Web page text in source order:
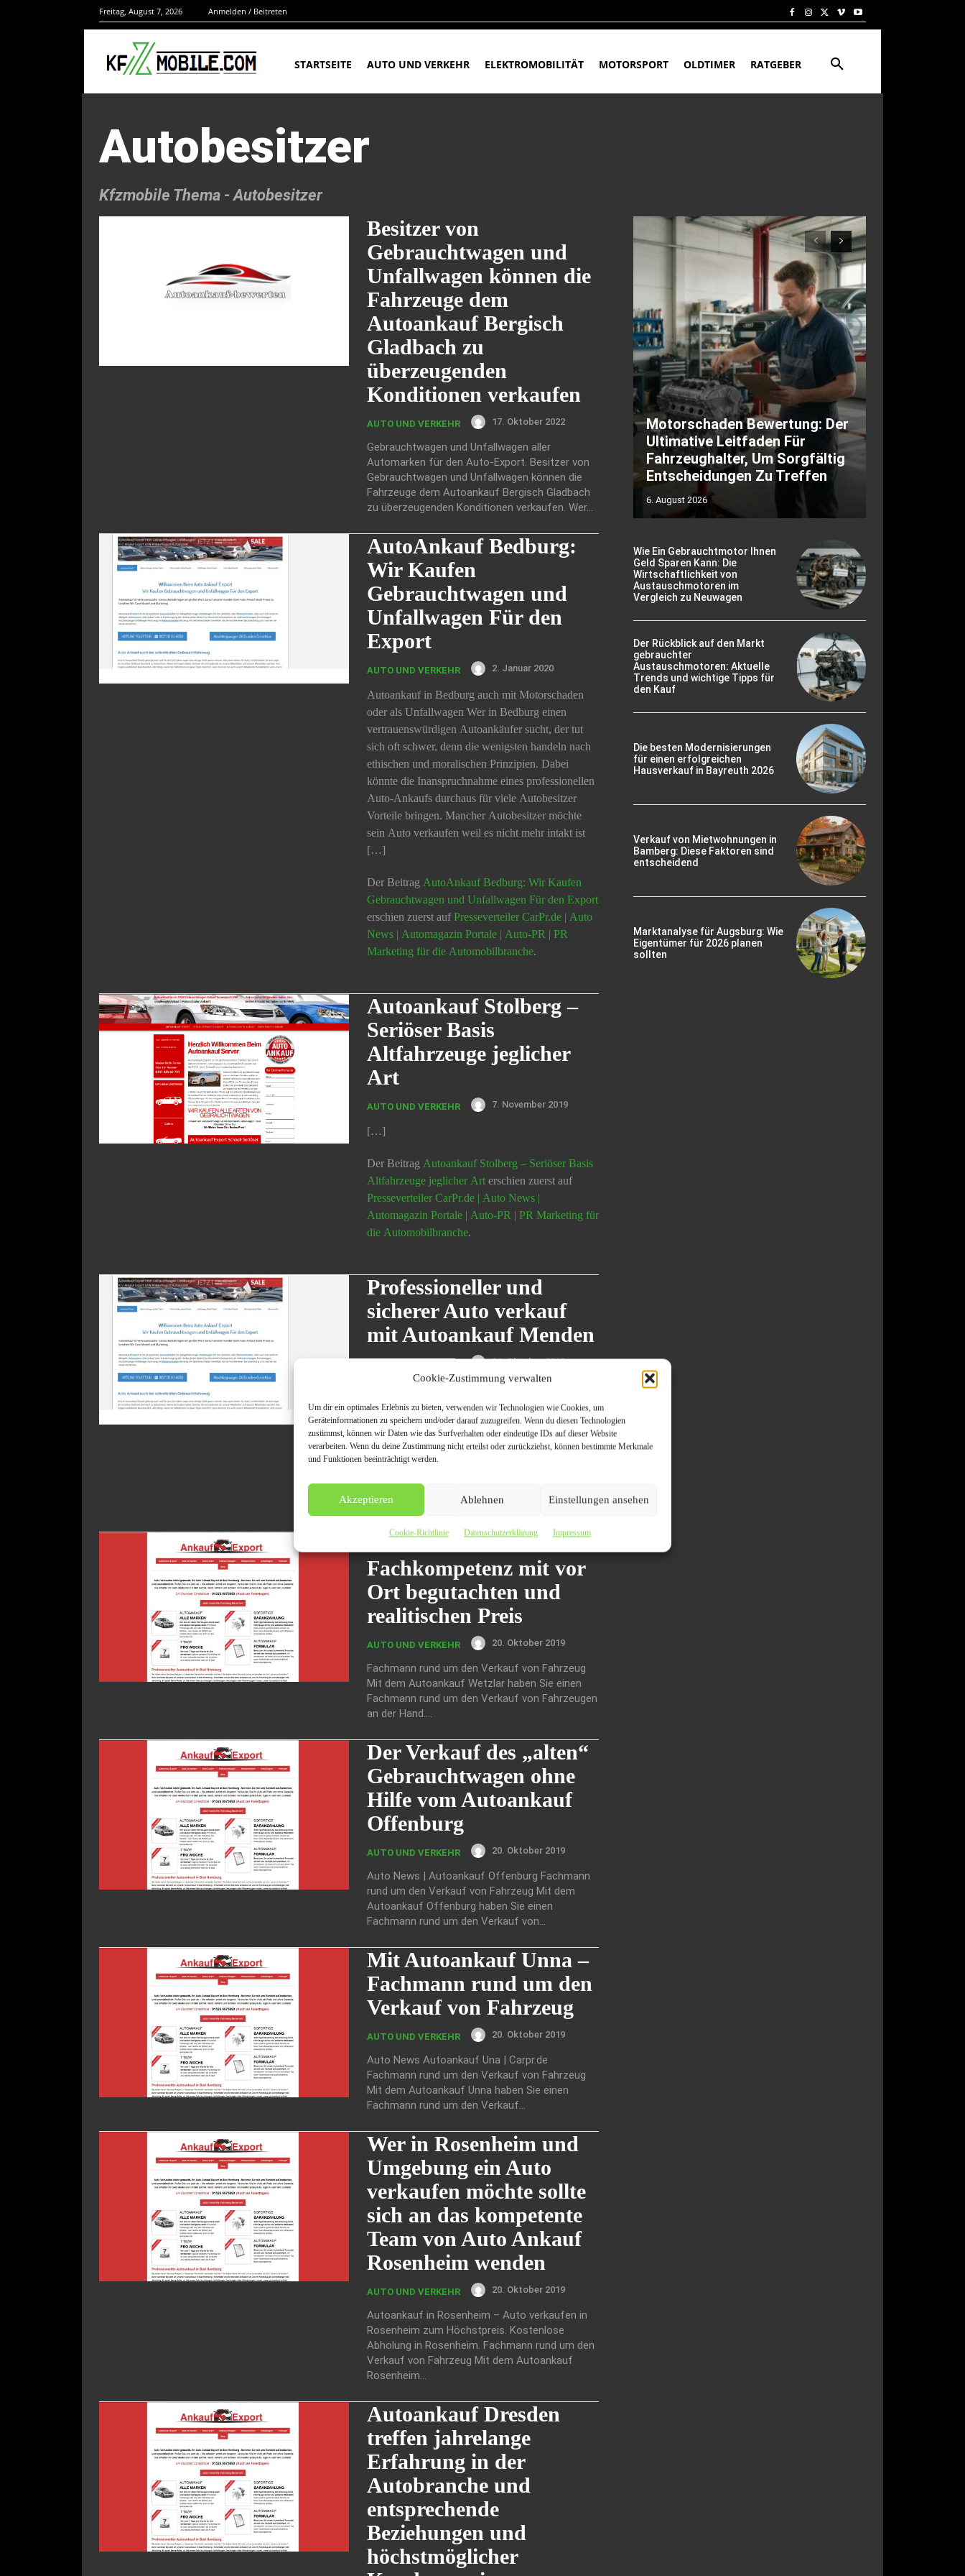
Cookie-Zustimmung verwalten
Um dir ein optimales Erlebnis zu bieten, verwenden wir Technologien wie Cookies, um
Geräteinformationen zu speichern und/oder darauf zuzugreifen. Wenn du diesen Technologien
zustimmst, können wir Daten wie das Surfverhalten oder eindeutige IDs auf dieser Website
verarbeiten. Wenn du deine Zustimmung nicht erteilst oder zurückziehst, können bestimmte Merkmale
und Funktionen beeinträchtigt werden.
Akzeptieren Ablehnen Einstellungen ansehen
Cookie-Richtlinie Datenschutzerklärung Impressum
Freitag, August 7, 2026 Anmelden / Beitreten
STARTSEITE AUTO UND VERKEHR ELEKTROMOBILITÄT MOTORSPORT OLDTIMER RATGEBER
Autobesitzer
Kfzmobile Thema -Autobesitzer
Besitzer von
Gebrauchtwagen und
Unfallwagen können die
Fahrzeuge dem
Autoankauf Bergisch
Gladbach zu
überzeugenden
Konditionen verkaufen
AUTO UND VERKEHR 17. Oktober 2022
Gebrauchtwagen und Unfallwagen aller
Automarken für den Auto-Export. Besitzer von
Gebrauchtwagen und Unfallwagen können die
Fahrzeuge dem Autoankauf Bergisch Gladbach
zu überzeugenden Konditionen verkaufen. Wer...
AutoAnkauf Bedburg:
Wir Kaufen
Gebrauchtwagen und
Unfallwagen Für den
Export
AUTO UND VERKEHR 2. Januar 2020
Autoankauf in Bedburg auch mit Motorschaden
oder als Unfallwagen Wer in Bedburg einen
vertrauenswürdigen Autoankäufer sucht, der tut
sich oft schwer, denn die wenigsten handeln nach
ethischen und moralischen Prinzipien. Dabei
könnte die Inanspruchnahme eines professionellen
Auto-Ankaufs durchaus für viele Autobesitzer
Vorteile bringen. Mancher Autobesitzer möchte
sein Auto verkaufen weil es nicht mehr intakt ist
[…]
Der Beitrag AutoAnkauf Bedburg: Wir Kaufen
Gebrauchtwagen und Unfallwagen Für den Export
erschien zuerst aufPresseverteiler CarPr.de | Auto
News | Automagazin Portale | Auto-PR | PR
Marketing für die Automobilbranche.
Autoankauf Stolberg –
Seriöser Basis
Altfahrzeuge jeglicher
Art
AUTO UND VERKEHR 7. November 2019
[…]
Der Beitrag Autoankauf Stolberg – Seriöser Basis
Altfahrzeuge jeglicher Art erschien zuerst auf
Presseverteiler CarPr.de | Auto News |
Automagazin Portale | Auto-PR | PR Marketing für
die Automobilbranche.
Professioneller und
sicherer Auto verkauf
mit Autoankauf Menden
31. Oktober 2019
Der BeitragProfessioneller und sicherer Auto
verkauf mit Autoankauf Mendenerschien zuerst
aufPresseverteiler CarPr.de | Auto News |
die Automobilbranche
Autoankauf Wetzler –
Fachkompetenz mit vor
Ort begutachten und
realitischen Preis
AUTO UND VERKEHR 20. Oktober 2019
Fachmann rund um den Verkauf von Fahrzeug
Mit dem Autoankauf Wetzlar haben Sie einen
Fachmann rund um den Verkauf von Fahrzeugen
an der Hand....
Der Verkauf des „alten“
Gebrauchtwagen ohne
Hilfe vom Autoankauf
Offenburg
AUTO UND VERKEHR 20. Oktober 2019
Auto News | Autoankauf Offenburg Fachmann
rund um den Verkauf von Fahrzeug Mit dem
Autoankauf Offenburg haben Sie einen
Fachmann rund um den Verkauf von...
Mit Autoankauf Unna –
Fachmann rund um den
Verkauf von Fahrzeug
AUTO UND VERKEHR 20. Oktober 2019
Auto News Autoankauf Una | Carpr.de
Fachmann rund um den Verkauf von Fahrzeug
Mit dem Autoankauf Unna haben Sie einen
Fachmann rund um den Verkauf...
Wer in Rosenheim und
Umgebung ein Auto
verkaufen möchte sollte
sich an das kompetente
Team von Auto Ankauf
Rosenheim wenden
AUTO UND VERKEHR 20. Oktober 2019
Autoankauf in Rosenheim – Auto verkaufen in
Rosenheim zum Höchstpreis. Kostenlose
Abholung in Rosenheim. Fachmann rund um den
Verkauf von Fahrzeug Mit dem Autoankauf
Rosenheim...
Autoankauf Dresden
treffen jahrelange
Erfahrung in der
Autobranche und
entsprechende
Beziehungen und
höchstmöglicher
Motorschaden Bewertung: Der
Ultimative Leitfaden Für
Fahrzeughalter, Um Sorgfältig
Entscheidungen Zu Treffen
6. August 2026
Wie Ein Gebrauchtmotor Ihnen
Geld Sparen Kann: Die
Wirtschaftlichkeit von
Austauschmotoren im
Vergleich zu Neuwagen
Der Rückblick auf den Markt
gebrauchter
Austauschmotoren: Aktuelle
Trends und wichtige Tipps für
den Kauf
Die besten Modernisierungen
für einen erfolgreichen
Hausverkauf in Bayreuth 2026
Verkauf von Mietwohnungen in
Bamberg: Diese Faktoren sind
entscheidend
Marktanalyse für Augsburg: Wie
Eigentümer für 2026 planen
sollten